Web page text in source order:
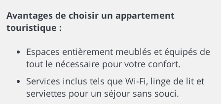
Avantages de choisir un appartement
touristique :
Espaces entièrement meublés et équipés de
tout le nécessaire pour votre confort.
Services inclus tels que Wi-Fi, linge de lit et
serviettes pour un séjour sans souci.